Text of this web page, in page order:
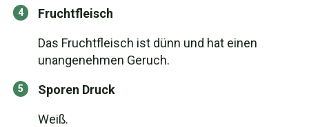
Fruchtfleisch
Das Fruchtfleisch ist dünn und hat einen
unangenehmen Geruch.
Sporen Druck
Weiß.